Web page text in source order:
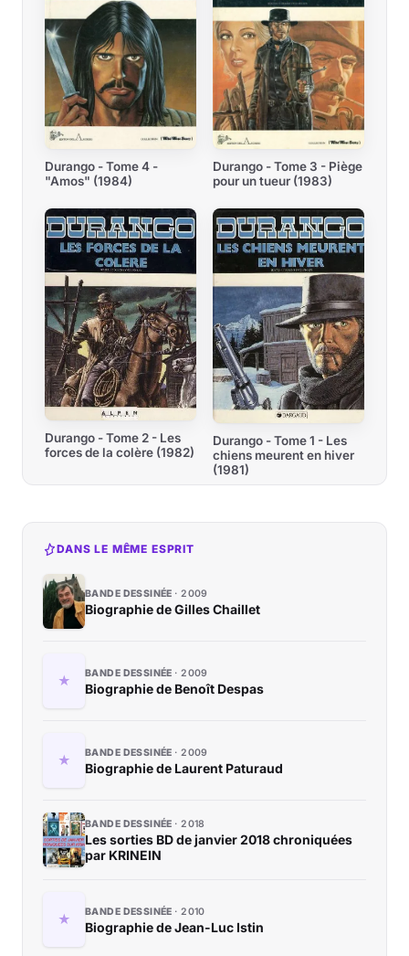
Durango - Tome 4 -
"Amos" (1984)
Durango - Tome 3 - Piège
pour un tueur (1983)
Durango - Tome 2 - Les
forces de la colère (1982)
Durango - Tome 1 - Les
chiens meurent en hiver
(1981)
DANS LE MÊME ESPRIT
BANDE DESSINÉE 2009
Biographie de Gilles Chaillet
BANDE DESSINÉE 2009
Biographie de Benoît Despas
BANDE DESSINÉE 2009
Biographie de Laurent Paturaud
BANDE DESSINÉE 2018
Les sorties BD de janvier 2018 chroniquées
par KRINEIN
BANDE DESSINÉE 2010
Biographie de Jean-Luc Istin